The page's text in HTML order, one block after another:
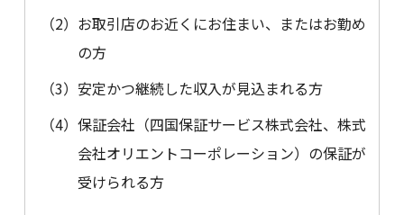
（2） お取引店のお近くにお住まい、またはお勤め
の方
（3） 安定かつ継続した収入が見込まれる方
（4） 保証会社（四国保証サービス株式会社、株式
会社オリエントコーポレーション）の保証が
受けられる方